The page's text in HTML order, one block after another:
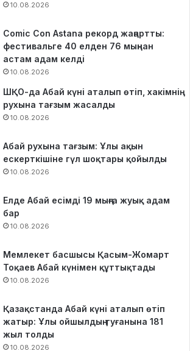
10.08.2026
Comic Con Astana рекорд жаңартты:
фестивальге 40 елден 76 мыңнан
астам адам келді
10.08.2026
ШҚО-да Абай күні аталып өтіп, хакімнің
рухына тағзым жасалды
10.08.2026
Абай рухына тағзым: Ұлы ақын
ескерткішіне гүл шоқтары қойылды
10.08.2026
Елде Абай есімді 19 мыңға жуық адам
бар
10.08.2026
Мемлекет басшысы Қасым-Жомарт
Тоқаев Абай күнімен құттықтады
10.08.2026
Қазақстанда Абай күні аталып өтіп
жатыр: Ұлы ойшылдың туғанына 181
жыл толды
10.08.2026